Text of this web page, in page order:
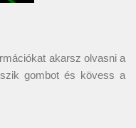
akarsz olvasni a
gombot és kövess a